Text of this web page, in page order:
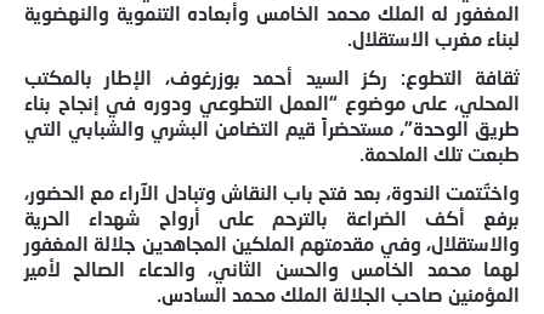
المغفور له الملك محمد الخامس وأبعاده التنموية والنهضوية
لبناء مغرب الاستقلال.
ثقافة التطوع: ركز السيد أحمد بوزرغوف، الإطار بالمكتب
المحلي، على موضوع “العمل التطوعي ودوره في إنجاح بناء
طريق الوحدة”، مستحضراً قيم التضامن البشري والشبابي التي
طبعت تلك الملحمة.
واختُتمت الندوة، بعد فتح باب النقاش وتبادل الآراء مع الحضور،
برفع أكف الضراعة بالترحم على أرواح شهداء الحرية
والاستقلال، وفي مقدمتهم الملكين المجاهدين جلالة المغفور
لهما محمد الخامس والحسن الثاني، والدعاء الصالح لأمير
المؤمنين صاحب الجلالة الملك محمد السادس.